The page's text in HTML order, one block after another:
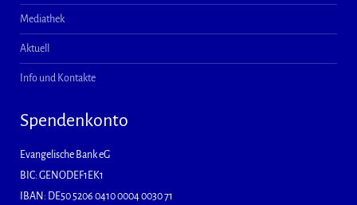
Mediathek
Aktuell
Info und Kontakte
Spendenkonto
Evangelische Bank eG
BIC: GENODEF1EK1
IBAN: DE50 5206 0410 0004 0030 71